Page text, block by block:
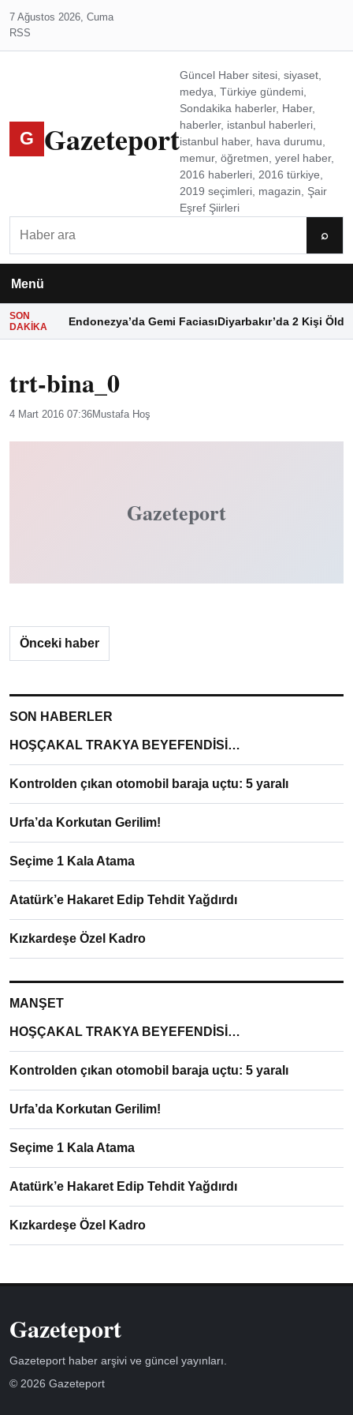
7 Ağustos 2026, Cuma
RSS
G Gazeteport
Güncel Haber sitesi, siyaset,
medya, Türkiye gündemi,
Sondakika haberler, Haber,
haberler, istanbul haberleri,
istanbul haber, hava durumu,
memur, öğretmen, yerel haber,
2016 haberleri, 2016 türkiye,
2019 seçimleri, magazin, Şair
Eşref Şiirleri
⌕
Menü
SON
DAKIKA
Endonezya’da Gemi FaciasıDiyarbakır’da 2 Kişi Öldü
trt-bina_0
4 Mart 2016 07:36Mustafa Hoş
Gazeteport
Önceki haber
SON HABERLER
HOŞÇAKAL TRAKYA BEYEFENDİSİ…
Kontrolden çıkan otomobil baraja uçtu: 5 yaralı
Urfa’da Korkutan Gerilim!
Seçime 1 Kala Atama
Atatürk’e Hakaret Edip Tehdit Yağdırdı
Kızkardeşe Özel Kadro
MANŞET
HOŞÇAKAL TRAKYA BEYEFENDİSİ…
Kontrolden çıkan otomobil baraja uçtu: 5 yaralı
Urfa’da Korkutan Gerilim!
Seçime 1 Kala Atama
Atatürk’e Hakaret Edip Tehdit Yağdırdı
Kızkardeşe Özel Kadro
Gazeteport
Gazeteport haber arşivi ve güncel yayınları.
© 2026 Gazeteport